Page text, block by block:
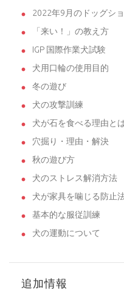
2022年9月のドッグシ
「来い！」の教え方
IGP 国際作業犬試験
犬用口輪の使用目的
冬の遊び
犬の攻撃訓練
犬が石を食べる理由と
穴掘り・理由・解決
秋の遊び方
犬のストレス解消方法
犬が家具を噛じる防止
基本的な服従訓練
犬の運動について
追加情報